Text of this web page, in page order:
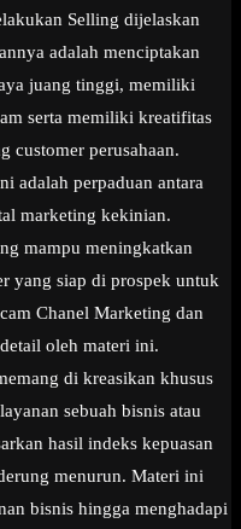
Selling dijelaskan
adalah menciptakan
juang tinggi, memiliki
serta memiliki kreatifitas
customer perusahaan.
adalah perpaduan antara
marketing kekinian.
mampu meningkatkan
yang siap di prospek untuk
Chanel Marketing dan
oleh materi ini.
di kreasikan khusus
sebuah bisnis atau
hasil indeks kepuasan
menurun. Materi ini
bisnis hingga menghadapi